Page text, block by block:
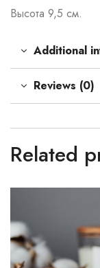
Высота 9,5 см.
Additional
Reviews (0)
Related